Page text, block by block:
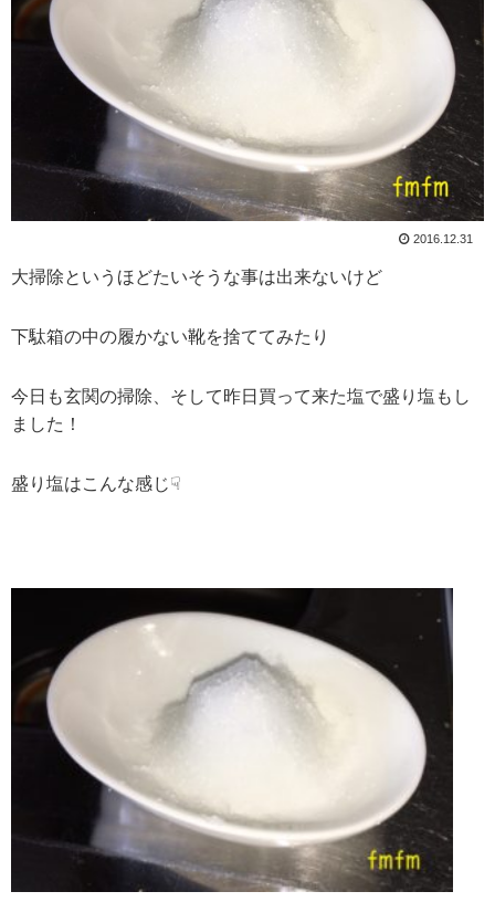
2016.12.31
大掃除というほどたいそうな事は出来ないけど
下駄箱の中の履かない靴を捨ててみたり
今日も玄関の掃除、そして昨日買って来た塩で盛り塩もし
ました！
盛り塩はこんな感じ☟